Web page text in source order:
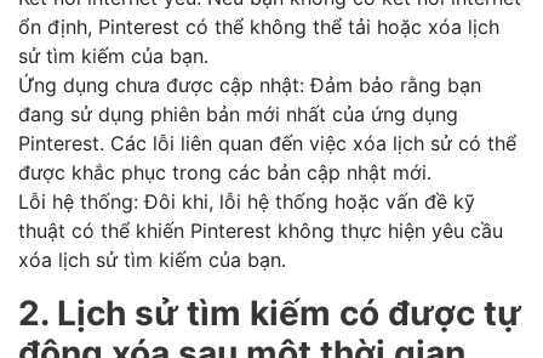
ổn định, Pinterest có thể không thể tải hoặc xóa lịch
sử tìm kiếm của bạn.
Ứng dụng chưa được cập nhật: Đảm bảo rằng bạn
đang sử dụng phiên bản mới nhất của ứng dụng
Pinterest. Các lỗi liên quan đến việc xóa lịch sử có thể
được khắc phục trong các bản cập nhật mới.
Lỗi hệ thống: Đôi khi, lỗi hệ thống hoặc vấn đề kỹ
thuật có thể khiến Pinterest không thực hiện yêu cầu
xóa lịch sử tìm kiếm của bạn.
2. Lịch sử tìm kiếm có được tự